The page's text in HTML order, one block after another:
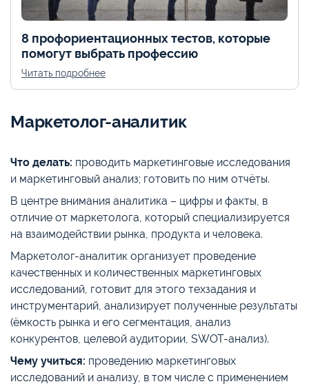
8 профориентационных тестов, которые
помогут выбрать профессию
Читать подробнее
Маркетолог-аналитик
Что делать: проводить маркетинговые исследования
и маркетинговый анализ; готовить по ним отчёты.
В центре внимания аналитика – цифры и факты, в
отличие от маркетолога, который специализируется
на взаимодействии рынка, продукта и человека.
Маркетолог-аналитик организует проведение
качественных и количественных маркетинговых
исследований, готовит для этого техзадания и
инструментарий, анализирует полученные результаты
(ёмкость рынка и его сегментация, анализ
конкурентов, целевой аудитории, SWOT-анализ).
Чему учиться: проведению маркетинговых
исследований и анализу, в том числе с применением